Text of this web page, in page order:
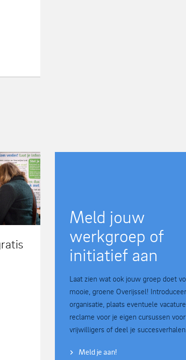
Meld jouw
werkgroep of
initiatief aan
Laat zien wat ook jouw groep doet
mooie, groene Overijssel!
organisatie, plaats eventuele
reclame voor je eigen cursussen voor
vrijwilligers of deel je
Meld je aan!